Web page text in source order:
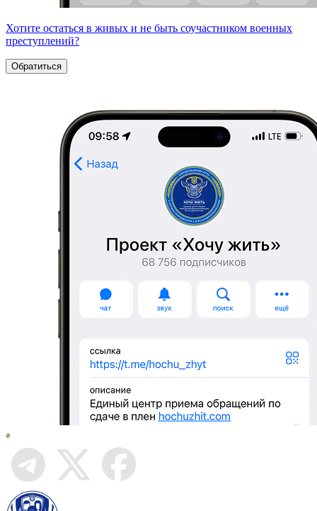
Хотите остаться в живых и не быть соучастником военных
преступлений?
Обратиться